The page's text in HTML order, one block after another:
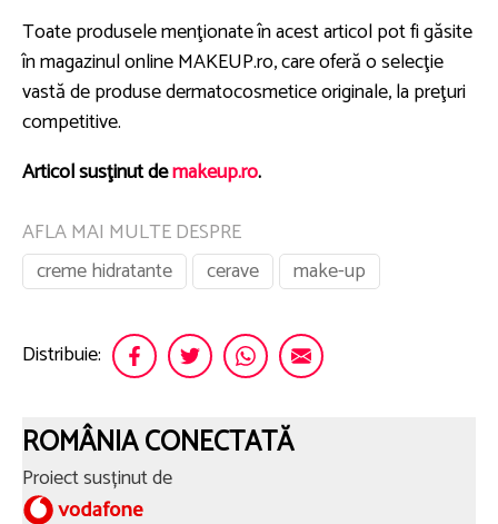
Toate produsele menţionate în acest articol pot fi găsite
în magazinul online MAKEUP.ro, care oferă o selecţie
vastă de produse dermatocosmetice originale, la preţuri
competitive.
Articol susţinut demakeup.ro.
AFLA MAI MULTE DESPRE
creme hidratante
cerave make-up
Distribuie:
ROMÂNIA CONECTATĂ
Proiect susținut de